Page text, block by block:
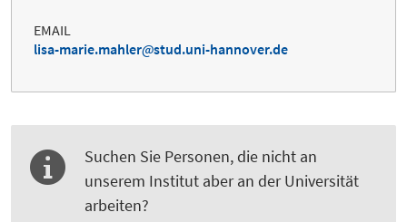
EMAIL
lisa-marie.mahler
stud.uni-hannover.de
Suchen Sie Personen, die nicht an
unserem Institut aber an der Universität
arbeiten?